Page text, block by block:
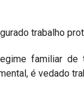
trabalho
familiar de
é vedado